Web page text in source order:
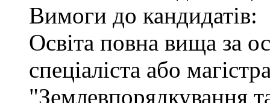
Вимоги до кандидатів:
Освіта повна вища за
спеціаліста або
"Землевпорядкування